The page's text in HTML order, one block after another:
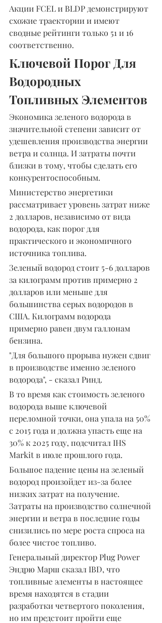
Акции FCEL и BLDP демонстрируют
схожие траектории и имеют
сводные рейтинги только 51 и 16
соответственно.
Ключевой Порог Для
Водородных
Топливных Элементов
Экономика зеленого водорода в
значительной степени зависит от
удешевления производства энергии
ветра и солнца. И затраты почти
близки в тому, чтобы сделать его
конкурентоспособным.
Министерство энергетики
рассматривает уровень затрат ниже
2 долларов, независимо от вида
водорода, как порог для
практического и экономичного
источника топлива.
Зеленый водород стоит 5-6 долларов
за килограмм против примерно 2
долларов или меньше для
большинства серых водородов в
США. Килограмм водорода
примерно равен двум галлонам
бензина.
"Для большого прорыва нужен сдвиг
в производстве именно зеленого
водорода", - сказал Ринд.
В то время как стоимость зеленого
водорода выше ключевой
переломной точки, она упала на 50%
с 2015 года и должна упасть еще на
30% к 2025 году, подсчитал IHS
Markit в июле прошлого года.
Большое падение цены на зеленый
водород произойдет из-за более
низких затрат на получение.
Затраты на производство солнечной
энергии и ветра в последние годы
снизились по мере роста спроса на
более чистое топливо.
Генеральный директор Plug Power
Эндрю Марш сказал IBD, что
топливные элементы в настоящее
время находятся в стадии
разработки четвертого поколения,
но им предстоит пройти еще